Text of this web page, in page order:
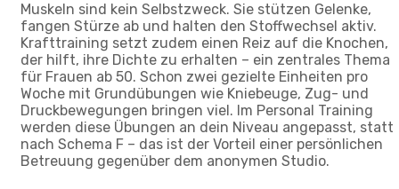
Muskeln sind kein Selbstzweck. Sie stützen Gelenke,
fangen Stürze ab und halten den Stoffwechsel aktiv.
Krafttraining setzt zudem einen Reiz auf die Knochen,
der hilft, ihre Dichte zu erhalten – ein zentrales Thema
für Frauen ab 50. Schon zwei gezielte Einheiten pro
Woche mit Grundübungen wie Kniebeuge, Zug- und
Druckbewegungen bringen viel. Im Personal Training
werden diese Übungen an dein Niveau angepasst, statt
nach Schema F – das ist der Vorteil einer persönlichen
Betreuung gegenüber dem anonymen Studio.